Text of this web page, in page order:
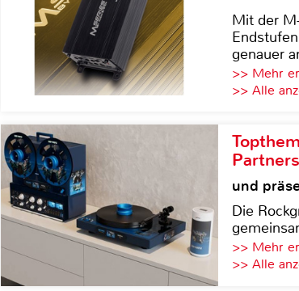
Mit der
genauer
>> Mehr
>> Alle
und
Die
>> Mehr
>> Alle